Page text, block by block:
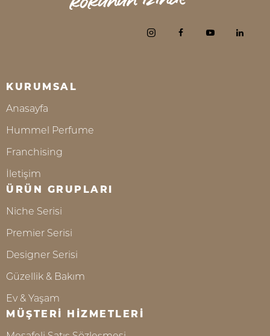
KURUMSAL
Anasayfa
Hummel Perfume
Franchising
İletişim
ÜRÜN GRUPLARI
Niche Serisi
Premier Serisi
Designer Serisi
Güzellik & Bakım
Ev & Yaşam
MÜŞTERİ HİZMETLERİ